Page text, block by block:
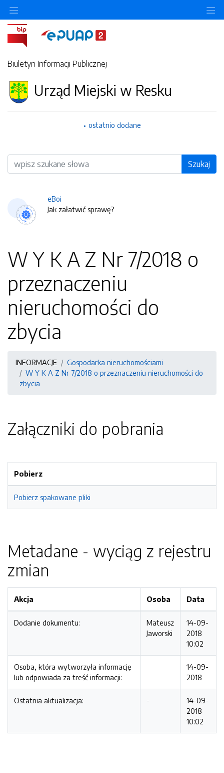
Biuletyn Informacji Publicznej
Urząd Miejski w Resku
ostatnio dodane
Wyszukiwarka Szukaj
eBoi
Jak załatwić sprawę?
W Y K A Z Nr 7/2018 o
przeznaczeniu
nieruchomości do
zbycia
INFORMACJE
Gospodarka nieruchomościami
W Y K A Z Nr 7/2018 o przeznaczeniu nieruchomości do
zbycia
Załączniki do pobrania
Pobierz
Pobierz spakowane pliki
Metadane - wyciąg z rejestru
zmian
Akcja Osoba Data
Dodanie dokumentu:
Mateusz
Jaworski
14-09-
2018
10:02
Osoba, która wytworzyła informację
lub odpowiada za treść informacji:
14-09-
2018
Ostatnia aktualizacja: -
14-09-
2018
10:02